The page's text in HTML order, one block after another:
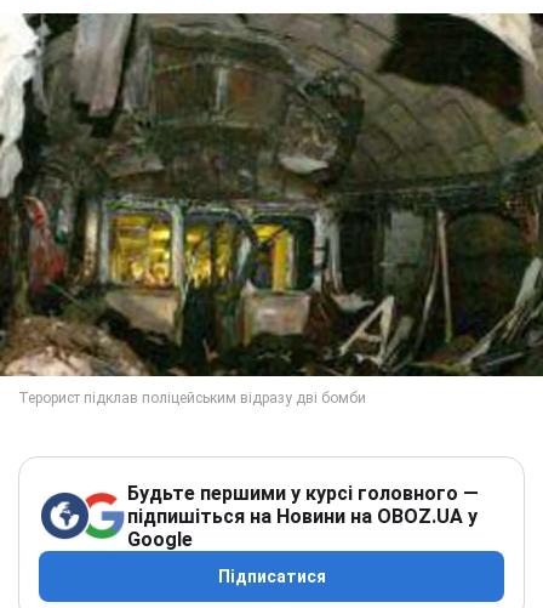
Будьте першими у курсі головного —
підпишіться на Новини на OBOZ.UA у
Google
Підписатися